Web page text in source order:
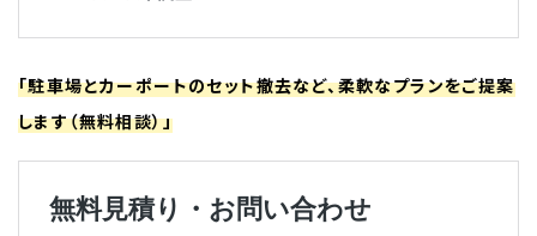
「駐車場とカーポートのセット撤去など、柔軟なプランをご提案
します（無料相談）」